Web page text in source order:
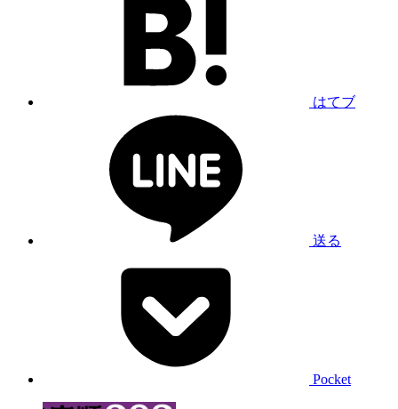
はてブ
送る
Pocket